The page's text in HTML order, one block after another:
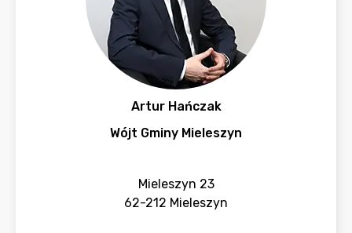
Artur Hańczak
Wójt Gminy Mieleszyn
Mieleszyn 23
62-212 Mieleszyn